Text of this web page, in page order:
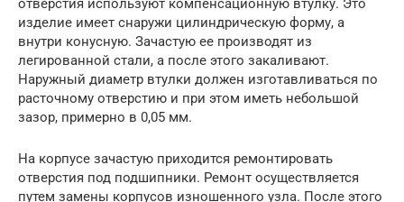
отверстия используют компенсационную втулку. Это
изделие имеет снаружи цилиндрическую форму, а
внутри конусную. Зачастую ее производят из
легированной стали, а после этого закаливают.
Наружный диаметр втулки должен изготавливаться по
расточному отверстию и при этом иметь небольшой
зазор, примерно в 0,05 мм.
На корпусе зачастую приходится ремонтировать
отверстия под подшипники. Ремонт осуществляется
путем замены корпусов изношенного узла. После этого